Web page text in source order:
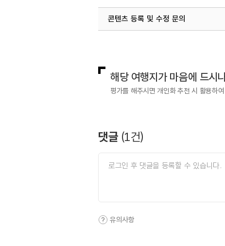
콘텐츠 등록 및 수정 문의
해당 여행지가 마음에 드시
평가를 해주시면 개인화 추천 시 활용하
댓글 (1건)
유의사항